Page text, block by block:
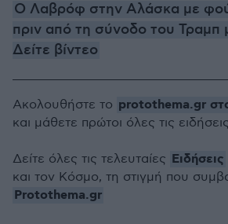
Ο Λαβρόφ στην Αλάσκα με
πριν από τη σύνοδο του Τραμπ
Δείτε βίντεο
Ακολουθήστε το protothema.gr
και μάθετε πρώτοι όλες τις ειδήσεις
Δείτε όλες τις τελευταίες Ειδήσεις
και τον Κόσμο, τη στιγμή που
Protothema.gr